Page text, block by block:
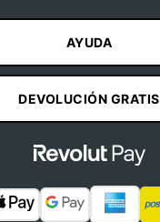
AYUDA
DEVOLUCIÓN GRATIS